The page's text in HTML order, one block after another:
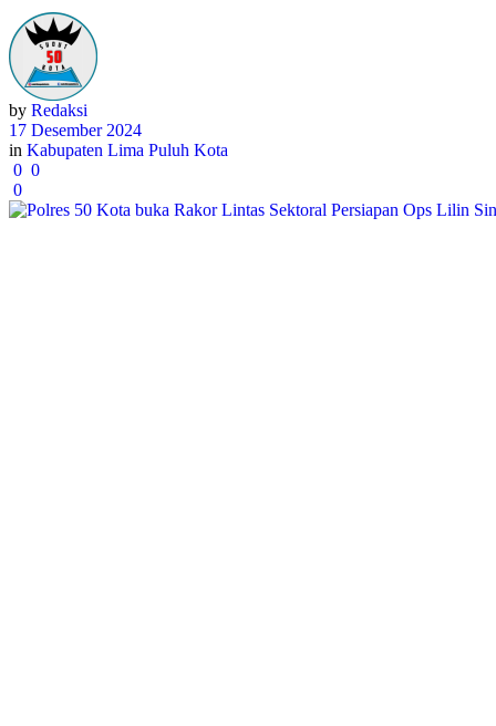
by Redaksi
17 Desember 2024
in Kabupaten Lima Puluh Kota
0 0
0